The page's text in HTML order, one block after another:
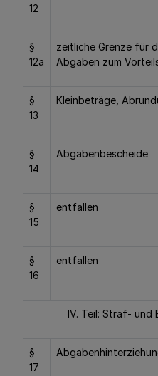
12
§
12a
zeitliche Grenze für
Abgaben zum
§
13
Kleinbeträge,
§
14
Abgabenbescheide
§
15
entfallen
§
16
entfallen
IV. Teil: Straf- und
§
17